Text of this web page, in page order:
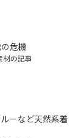
危機
材の記事
ーなど天然系着